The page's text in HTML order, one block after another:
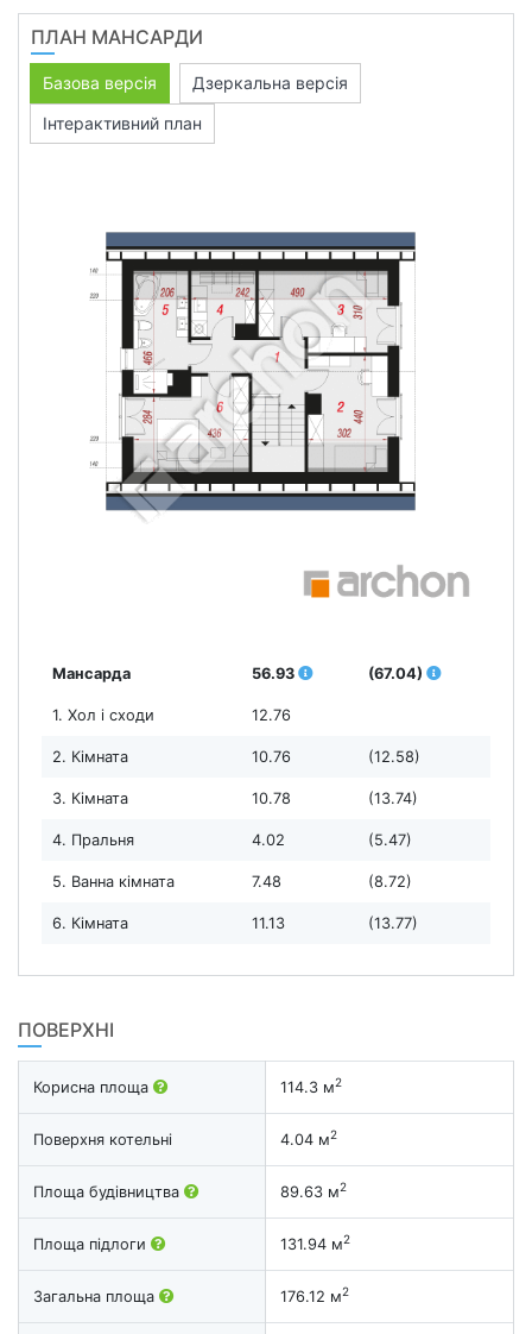
ПЛАН МАНСАРДИ
Базова версія
Дзеркальна версія
Інтерактивний план
Мансарда 56.93 (67.04)
1. Хол і сходи 12.76
2. Кімната 10.76 (12.58)
3. Кімната 10.78 (13.74)
4. Пральня 4.02 (5.47)
5. Ванна кімната 7.48 (8.72)
6. Кімната 11.13 (13.77)
ПОВЕРХНІ
Корисна площа 114.3 м2
Поверхня котельні 4.04 м2
Площа будівництва 89.63 м2
Площа підлоги 131.94 м2
Загальна площа 176.12 м2